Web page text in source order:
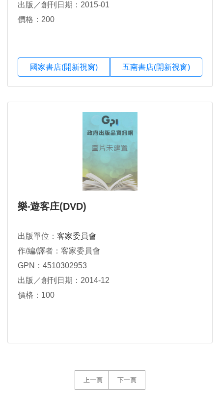
出版／創刊日期：2015-01
價格：200
國家書店(開新視窗) 五南書店(開新視窗)
樂‧遊客庄(DVD)
出版單位： 客家委員會
作/編/譯者：客家委員會
GPN：4510302953
出版／創刊日期：2014-12
價格：100
上一頁 下一頁